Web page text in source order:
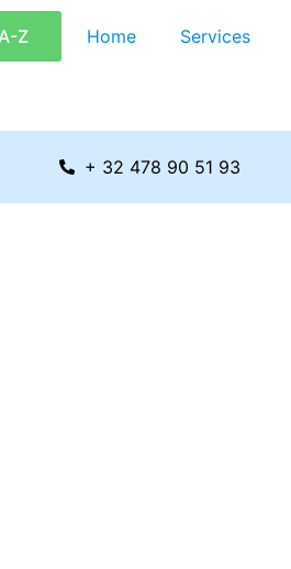
Z Home Services
+ 32 478 90 51 93